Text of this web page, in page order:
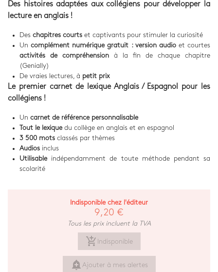
Des histoires adaptées aux collégiens pour développer la
lecture en anglais !
Des chapitres courts et captivants pour stimuler la curiosité
Uncomplément numérique gratuit : version audioet courtes
activités de compréhension à la fin de chaque chapitre
(Genially)
De vraies lectures, à petit prix
Le premier carnet de lexique Anglais / Espagnol pour les
collégiens !
Un carnet de référence personnalisable
Tout le lexiquedu collège en anglais et en espagnol
3 500 mots classés par thèmes
Audios inclus
Utilisableindépendamment de toute méthode pendant sa
scolarité
Indisponible chez l'éditeur
9,20 €
Tous les prix incluent la TVA
add_shopping_cart Indisponible
add_alert Ajouter à mes alertes